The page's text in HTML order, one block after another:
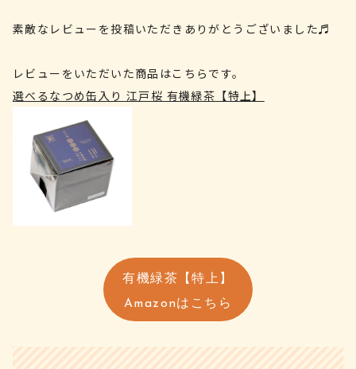
素敵なレビューを投稿いただきありがとうございました♬
レビューをいただいた商品はこちらです。
選べるなつめ缶入り 江戸桜 有機緑茶【特上】
有機緑茶【特上】
Amazonはこちら